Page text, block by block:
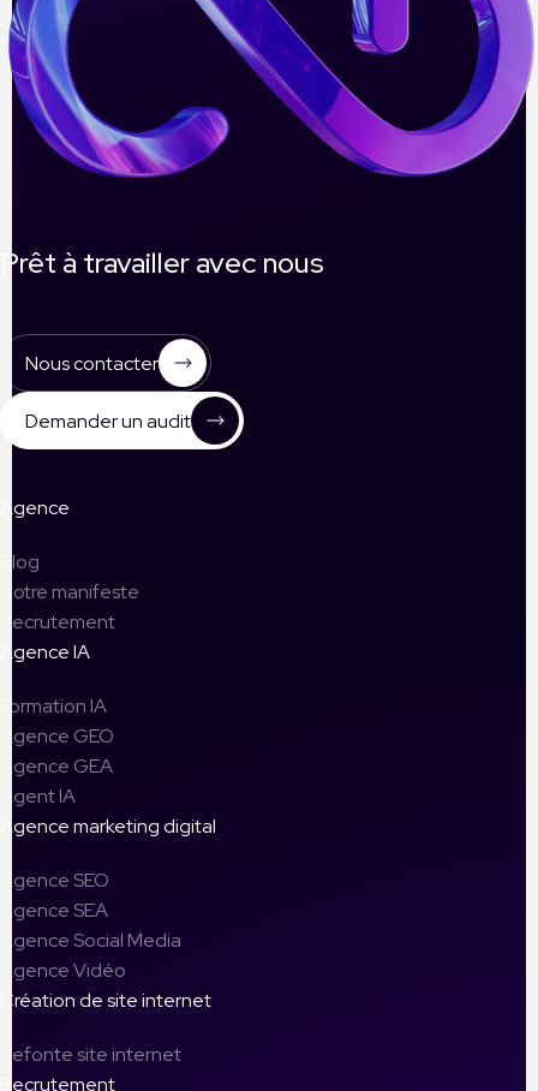
Prêt à travailler avec nous
Nous contacter
Demander un audit
Agence
Blog
Notre manifeste
Recrutement
Agence IA
Formation IA
Agence GEO
Agence GEA
Agent IA
Agence marketing digital
Agence SEO
Agence SEA
Agence Social Media
Agence Vidéo
Création de site internet
Refonte site internet
Recrutement